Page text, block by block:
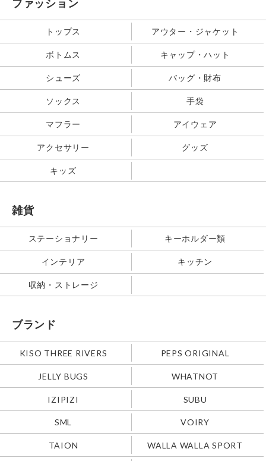
ファッション
トップス アウター・ジャケット
ボトムス キャップ・ハット
シューズ バッグ・財布
ソックス 手袋
マフラー アイウェア
アクセサリー グッズ
キッズ
雑貨
ステーショナリー キーホルダー類
インテリア キッチン
収納・ストレージ
ブランド
KISO THREE RIVERS PEPS ORIGINAL
JELLY BUGS WHATNOT
IZIPIZI SUBU
SML VOIRY
TAION WALLA WALLA SPORT